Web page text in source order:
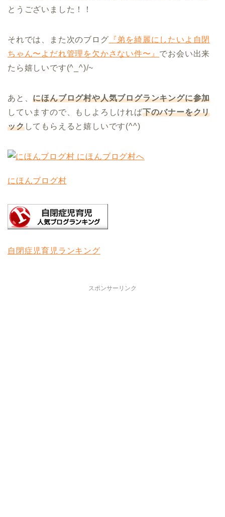
とうございました！！
それでは、また次のブログ 『弟を綺麗にしたいよ自閉
ちゃん〜よだれ管理を欠かさない件〜』 でお会い出来
たら嬉しいです(^_^)/~
あと、にほんブログ村や人気ブログランキングに参加
していますので、もしよろしければ下のバナーをクリ
ックしてもらえると嬉しいです(^^)
にほんブログ村
自閉症児育児ランキング
スポンサーリンク